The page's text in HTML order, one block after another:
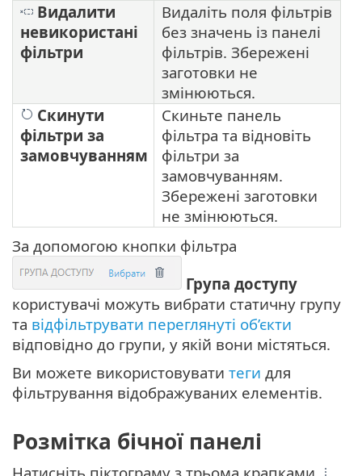
Видалити
невикористані
фільтри
Видаліть поля фільтрів
без значень із панелі
фільтрів. Збережені
заготовки не
змінюються.
Скинути
фільтри за
замовчуванням
Скиньте панель
фільтра та відновіть
фільтри за
замовчуванням.
Збережені заготовки
не змінюються.
За допомогою кнопки фільтра
Група доступу
користувачі можуть вибрати статичну групу
та відфільтрувати переглянуті об’єкти
відповідно до групи, у якій вони містяться.
Ви можете використовувати теги для
фільтрування відображуваних елементів.
Розмітка бічної панелі